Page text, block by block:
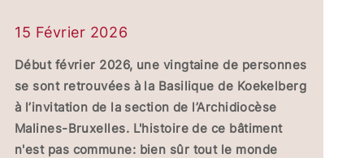
15 Février 2026
Début février 2026, une vingtaine de personnes
se sont retrouvées à la Basilique de Koekelberg
à l’invitation de la section de l’Archidiocèse
Malines-Bruxelles. L'histoire de ce bâtiment
n'est pas commune: bien sûr tout le monde